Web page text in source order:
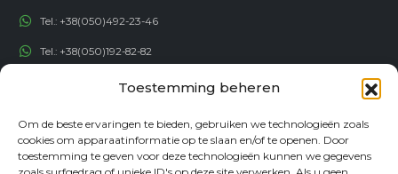
Toestemming beheren
Om de beste ervaringen te bieden, gebruiken we technologieën zoals
cookies om apparaatinformatie op te slaan en/of te openen. Door
toestemming te geven voor deze technologieën kunnen we gegevens
Tel.: +38(050)192-82-82
Email: contact@econadin.com
SOCIALE NETWERKEN